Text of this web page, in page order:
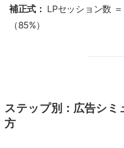
補正式： LPセッション数
（85%）
ステップ別：広告シミ
方